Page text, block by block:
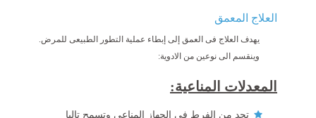
العلاج المعمق
يهدف العلاج فى العمق إلى إبطاء عملية التطور الطبيعى للمرض.
وينقسم الى نوعين من الادوية:
المعدلات المناعية:
تحد من الفرط فى الجهاز المناعي وتسمح تاليا